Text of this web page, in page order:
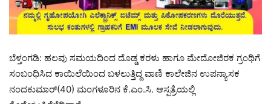
ಬೆಳ್ತಂಗಡಿ: ಹಲವು ಸಮಯದಿಂದ ದೊಡ್ಡ ಕರಳು ಹಾಗೂ ಮೇದೋಜಿರಕ ಗ್ರಂಥಿಗೆ
ಸಂಬಂಧಿಸಿದ ಕಾಯಿಲೆಯಿಂದ ಬಳಲುತ್ತಿದ್ದ ವಾಣಿ ಕಾಲೇಜಿನ ಉಪನ್ಯಾಸಕ
ನಂದಕುಮಾರ್(40) ಮಂಗಳೂರಿನ ಕೆ.ಎಂ.ಸಿ. ಆಸ್ಪತ್ರೆಯಲ್ಲಿ